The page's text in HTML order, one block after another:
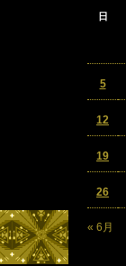
日
« 6月
5
12
19
26